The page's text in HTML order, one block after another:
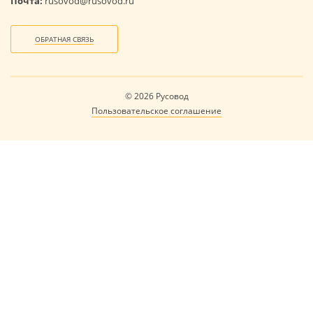
ОБРАТНАЯ СВЯЗЬ
© 2026 Русовод
Пользовательское соглашение